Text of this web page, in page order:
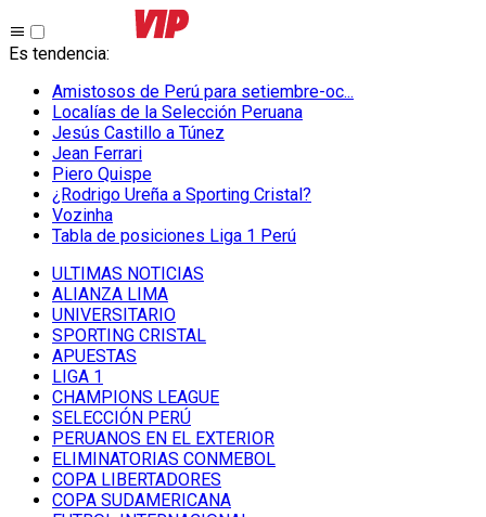
Es tendencia:
Amistosos de Perú para setiembre-oc...
Localías de la Selección Peruana
Jesús Castillo a Túnez
Jean Ferrari
Piero Quispe
¿Rodrigo Ureña a Sporting Cristal?
Vozinha
Tabla de posiciones Liga 1 Perú
ULTIMAS NOTICIAS
ALIANZA LIMA
UNIVERSITARIO
SPORTING CRISTAL
APUESTAS
LIGA 1
CHAMPIONS LEAGUE
SELECCIÓN PERÚ
PERUANOS EN EL EXTERIOR
ELIMINATORIAS CONMEBOL
COPA LIBERTADORES
COPA SUDAMERICANA